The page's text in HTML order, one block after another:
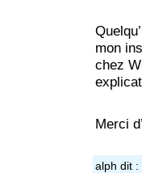
mon
chez
Merci
alph dit :